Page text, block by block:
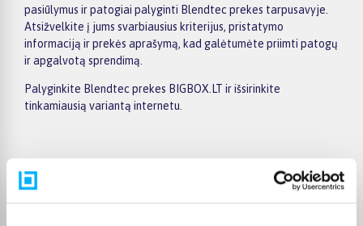
pasiūlymus ir patogiai palyginti Blendtec prekes tarpusavyje.
Atsižvelkite į jums svarbiausius kriterijus, pristatymo
informaciją ir prekės aprašymą, kad galėtumėte priimti patogų
ir apgalvotą sprendimą.
Palyginkite Blendtec prekes BIGBOX.LT ir išsirinkite
tinkamiausią variantą internetu.
Pirkėjų atsiliepimai apie prekes